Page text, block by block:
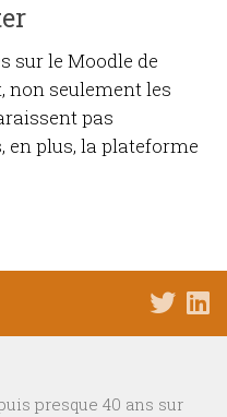
sur le Moodle de
non seulement les
pas
plus, la plateforme
presque 40 ans sur